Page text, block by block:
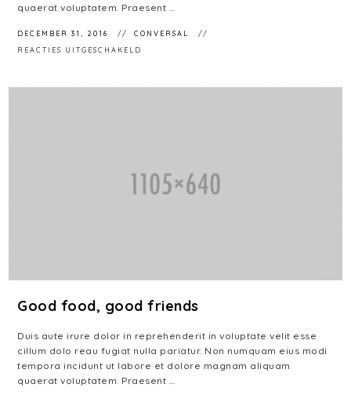
quaerat voluptatem. Praesent ...
DECEMBER 31, 2016
CONVERSAL
REACTIES UITGESCHAKELD
Good food, good friends
Duis aute irure dolor in reprehenderit in voluptate velit esse
cillum dolo reau fugiat nulla pariatur. Non numquam eius modi
tempora incidunt ut labore et dolore magnam aliquam
quaerat voluptatem. Praesent ...